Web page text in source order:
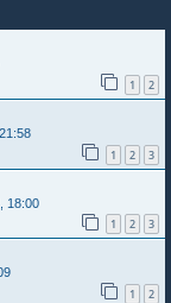
1 2
1 2 3
18:00
1 2 3
1 2